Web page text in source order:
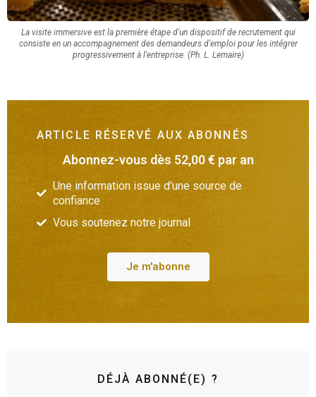
La visite immersive est la première étape d'un dispositif de recrutement qui
consiste en un accompagnement des demandeurs d'emploi pour les intégrer
progressivement à l'entreprise. (Ph. L. Lemaire)
ARTICLE RÉSERVÉ AUX ABONNÉS
Abonnez-vous dès 52,00 € par an
Une information issue d'une source de
confiance
Vous soutenez notre journal
Je m'abonne
DÉJÀ ABONNÉ(E) ?